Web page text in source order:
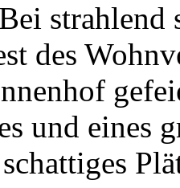
Bei strahlend
des
und eines